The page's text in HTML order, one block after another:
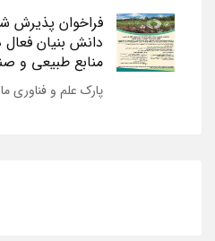
فراخوان پذیرش
دانش بنیان فعال
منابع طبیعی و
پارک علم و فناوری